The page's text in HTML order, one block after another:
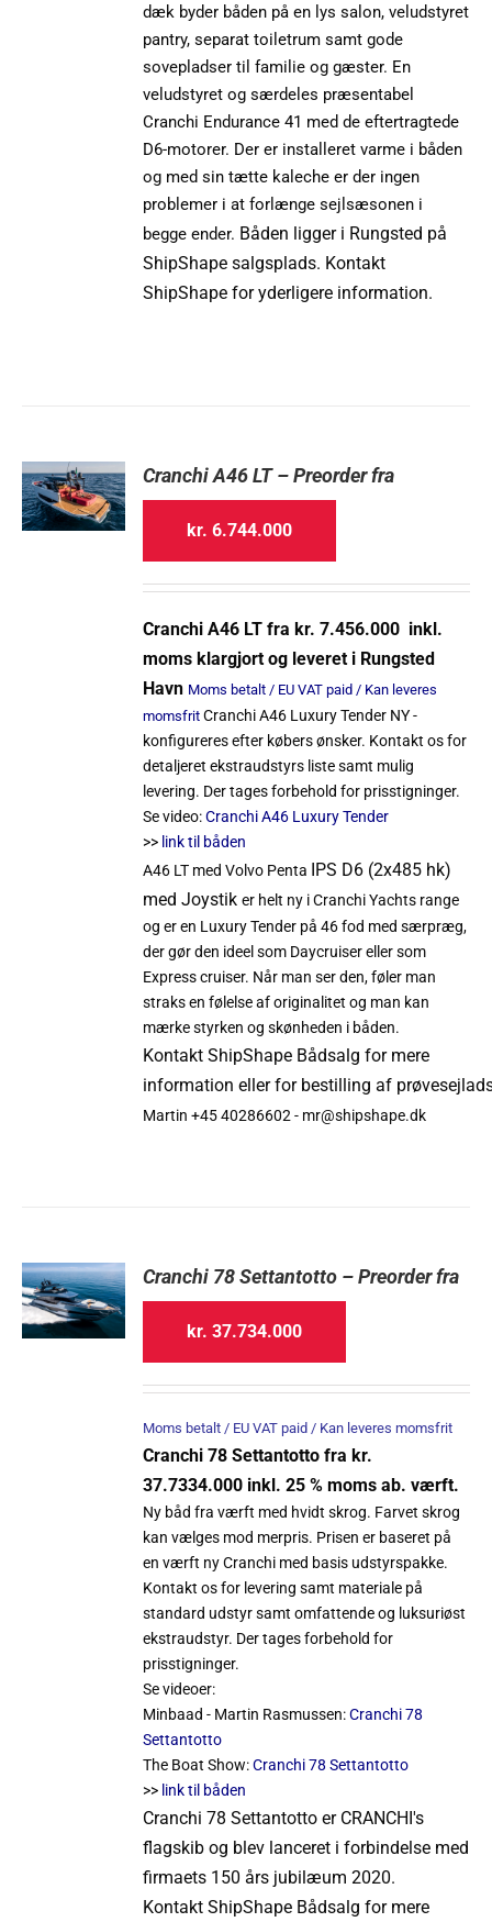
dæk byder båden på en lys salon, veludstyret
pantry, separat toiletrum samt gode
sovepladser til familie og gæster. En
veludstyret og særdeles præsentabel
Cranchi Endurance 41 med de eftertragtede
D6-motorer. Der er installeret varme i båden
og med sin tætte kaleche er der ingen
problemer i at forlænge sejlsæsonen i
begge ender. Båden ligger i Rungsted på
ShipShape salgsplads. Kontakt
ShipShape for yderligere information.
Cranchi A46 LT – Preorder fra
kr. 6.744.000
Cranchi A46 LT fra kr. 7.456.000 inkl.
moms klargjort og leveret i Rungsted
Havn Moms betalt / EU VAT paid / Kan leveres
momsfrit Cranchi A46 Luxury Tender NY -
konfigureres efter købers ønsker. Kontakt os for
detaljeret ekstraudstyrs liste samt mulig
levering. Der tages forbehold for prisstigninger.
Se video:Cranchi A46 Luxury Tender
>> link til båden
A46 LT med Volvo Penta
IPS D6 (2x485 hk)
med Joystiker helt ny i Cranchi Yachts range
og er en Luxury Tender på 46 fod med særpræg,
der gør den ideel som Daycruiser eller som
Express cruiser. Når man ser den, føler man
straks en følelse af originalitet og man kan
mærke styrken og skønheden i båden.
Kontakt ShipShape Bådsalg for mere
informationellerfor bestilling af
Martin +45 40286602 - mr@shipshape.dk
Cranchi 78 Settantotto – Preorder fra
kr. 37.734.000
Moms betalt / EU VAT paid / Kan leveres momsfrit
Cranchi 78 Settantotto fra kr.
37.7334.000 inkl. 25 % moms ab. værft.
Ny båd fra værft med hvidt skrog. Farvet skrog
kan vælges mod merpris. Prisen er baseret på
en værft ny Cranchi med basis udstyrspakke.
Kontakt os for levering samt materiale på
standard udstyr samt omfattende og luksuriøst
ekstraudstyr. Der tages forbehold for
prisstigninger.
Se videoer:
Minbaad - Martin Rasmussen:Cranchi 78
Settantotto
The Boat Show:Cranchi 78 Settantotto
>> link til båden
Cranchi 78 Settantotto er CRANCHI's
flagskib og blev lanceret i forbindelse med
firmaets 150 års jubilæum 2020.
Kontakt ShipShape Bådsalg for mere